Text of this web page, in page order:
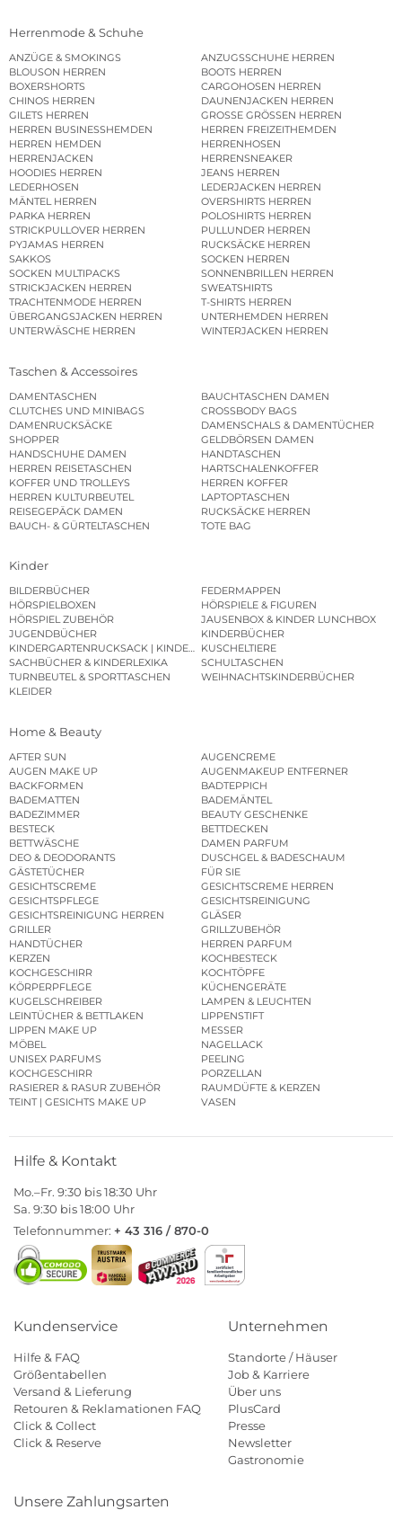
Herrenmode & Schuhe
ANZÜGE & SMOKINGS
ANZUGSSCHUHE HERREN
BLOUSON HERREN
BOOTS HERREN
BOXERSHORTS
CARGOHOSEN HERREN
CHINOS HERREN
DAUNENJACKEN HERREN
GILETS HERREN
GROSSE GRÖSSEN HERREN
HERREN BUSINESSHEMDEN
HERREN FREIZEITHEMDEN
HERREN HEMDEN
HERRENHOSEN
HERRENJACKEN
HERRENSNEAKER
HOODIES HERREN
JEANS HERREN
LEDERHOSEN
LEDERJACKEN HERREN
MÄNTEL HERREN
OVERSHIRTS HERREN
PARKA HERREN
POLOSHIRTS HERREN
STRICKPULLOVER HERREN
PULLUNDER HERREN
PYJAMAS HERREN
RUCKSÄCKE HERREN
SAKKOS
SOCKEN HERREN
SOCKEN MULTIPACKS
SONNENBRILLEN HERREN
STRICKJACKEN HERREN
SWEATSHIRTS
TRACHTENMODE HERREN
T-SHIRTS HERREN
ÜBERGANGSJACKEN HERREN
UNTERHEMDEN HERREN
UNTERWÄSCHE HERREN
WINTERJACKEN HERREN
Taschen & Accessoires
DAMENTASCHEN
BAUCHTASCHEN DAMEN
CLUTCHES UND MINIBAGS
CROSSBODY BAGS
DAMENRUCKSÄCKE
DAMENSCHALS & DAMENTÜCHER
SHOPPER
GELDBÖRSEN DAMEN
HANDSCHUHE DAMEN
HANDTASCHEN
HERREN REISETASCHEN
HARTSCHALENKOFFER
KOFFER UND TROLLEYS
HERREN KOFFER
HERREN KULTURBEUTEL
LAPTOPTASCHEN
REISEGEPÄCK DAMEN
RUCKSÄCKE HERREN
BAUCH- & GÜRTELTASCHEN
TOTE BAG
Kinder
BILDERBÜCHER
FEDERMAPPEN
HÖRSPIELBOXEN
HÖRSPIELE & FIGUREN
HÖRSPIEL ZUBEHÖR
JAUSENBOX & KINDER LUNCHBOX
JUGENDBÜCHER
KINDERBÜCHER
KINDERGARTENRUCKSACK | KINDERGARTENBEUTEL
KUSCHELTIERE
SACHBÜCHER & KINDERLEXIKA
SCHULTASCHEN
TURNBEUTEL & SPORTTASCHEN
WEIHNACHTSKINDERBÜCHER
KLEIDER
Home & Beauty
AFTER SUN
AUGENCREME
AUGEN MAKE UP
AUGENMAKEUP ENTFERNER
BACKFORMEN
BADTEPPICH
BADEMATTEN
BADEMÄNTEL
BADEZIMMER
BEAUTY GESCHENKE
BESTECK
BETTDECKEN
BETTWÄSCHE
DAMEN PARFUM
DEO & DEODORANTS
DUSCHGEL & BADESCHAUM
GÄSTETÜCHER
FÜR SIE
GESICHTSCREME
GESICHTSCREME HERREN
GESICHTSPFLEGE
GESICHTSREINIGUNG
GESICHTSREINIGUNG HERREN
GLÄSER
GRILLER
GRILLZUBEHÖR
HANDTÜCHER
HERREN PARFUM
KERZEN
KOCHBESTECK
KOCHGESCHIRR
KOCHTÖPFE
KÖRPERPFLEGE
KÜCHENGERÄTE
KUGELSCHREIBER
LAMPEN & LEUCHTEN
LEINTÜCHER & BETTLAKEN
LIPPENSTIFT
LIPPEN MAKE UP
MESSER
MÖBEL
NAGELLACK
UNISEX PARFUMS
PEELING
KOCHGESCHIRR
PORZELLAN
RASIERER & RASUR ZUBEHÖR
RAUMDÜFTE & KERZEN
TEINT | GESICHTS MAKE UP
VASEN
Hilfe & Kontakt
Mo.–Fr. 9:30 bis 18:30 Uhr
Sa. 9:30 bis 18:00 Uhr
Telefonnummer: + 43 316 / 870-0
Kundenservice
Hilfe & FAQ
Größentabellen
Versand & Lieferung
Retouren & Reklamationen FAQ
Click & Collect
Click & Reserve
Unternehmen
Standorte / Häuser
Job & Karriere
Über uns
PlusCard
Presse
Newsletter
Gastronomie
Unsere Zahlungsarten